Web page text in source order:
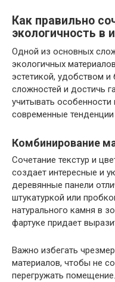
Как правильно
экологичность в
Одной из основных
экологичных
эстетикой, удобством
сложностей и достичь
учитывать
современные
Комбинирование
Сочетание текстур и
создает интересные и
деревянные панели
штукатуркой или
натурального камня в
фартуке придает
Важно избегать
материалов, чтобы не
перегружать